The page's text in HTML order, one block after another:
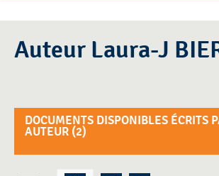
Auteur Laura-J
DOCUMENTS DISPONIBLES ÉCRITS
AUTEUR (2)